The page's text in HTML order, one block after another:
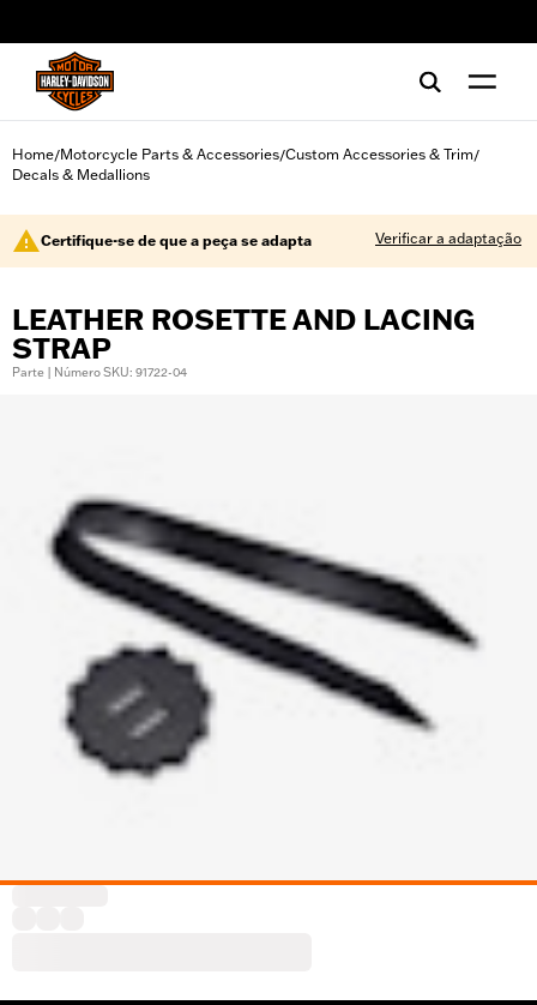
Home/Motorcycle Parts & Accessories/Custom Accessories & Trim/
Decals & Medallions
Certifique-se de que a peça se adapta Verificar a adaptação
LEATHER ROSETTE AND LACING
STRAP
Parte | Número SKU: 91722-04